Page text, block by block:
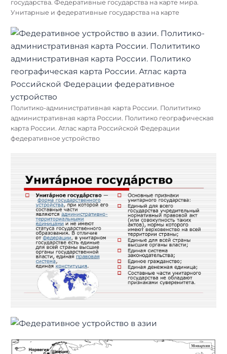
государства. Федеративные государства на карте мира.
Унитарные и федеративные государства на карте
Политико-административная карта России. Полититико
административная карта России. Политико географическая
карта России. Атлас карта Российской Федерации
федеративное устройство